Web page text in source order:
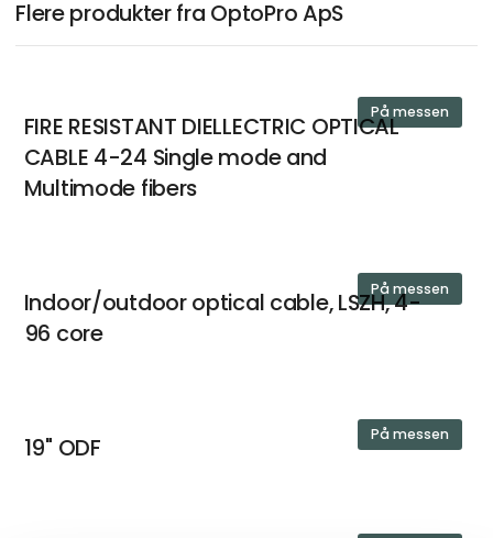
Flere produkter fra OptoPro ApS
På messen
FIRE RESISTANT DIELLECTRIC OPTICAL
CABLE 4-24 Single mode and
Multimode fibers
På messen
Indoor/outdoor optical cable, LSZH, 4-
96 core
På messen
19" ODF